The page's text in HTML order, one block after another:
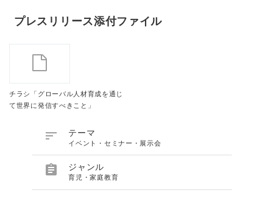
プレスリリース添付ファイル
チラシ「グローバル人材育成を通じ
て世界に発信すべきこと」
 テーマ
イベント・セミナー・展示会
 ジャンル
育児・家庭教育